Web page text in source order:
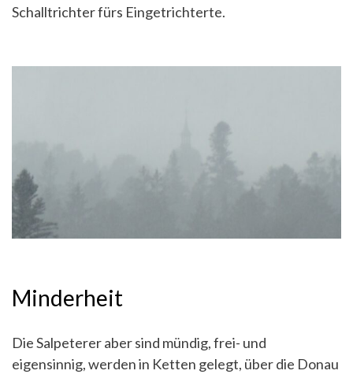
Schalltrichter fürs Eingetrichterte.
Minderheit
Die Salpeterer aber sind mündig, frei- und
eigensinnig, werden in Ketten gelegt, über die Donau